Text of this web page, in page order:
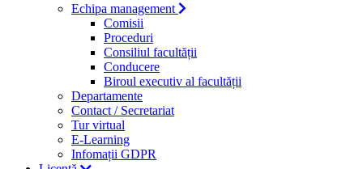
Echipa management
Comisii
Proceduri
Consiliul facultății
Conducere
Biroul executiv al facultății
Departamente
Contact / Secretariat
Tur virtual
E-Learning
Infomații GDPR